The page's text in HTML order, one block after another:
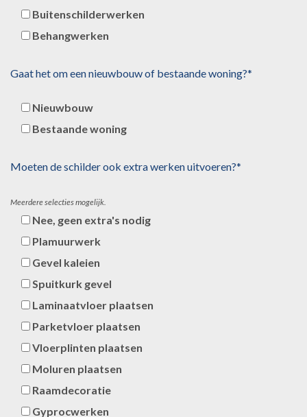
Buitenschilderwerken
Behangwerken
Gaat het om een nieuwbouw of bestaande woning?*
Nieuwbouw
Bestaande woning
Moeten de schilder ook extra werken uitvoeren?*
Meerdere selecties mogelijk.
Nee, geen extra's nodig
Plamuurwerk
Gevel kaleien
Spuitkurk gevel
Laminaatvloer plaatsen
Parketvloer plaatsen
Vloerplinten plaatsen
Moluren plaatsen
Raamdecoratie
Gyprocwerken